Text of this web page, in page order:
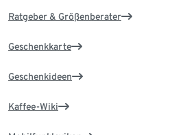
Ratgeber & Größenberater
Geschenkkarte
Geschenkideen
Kaffee-Wiki